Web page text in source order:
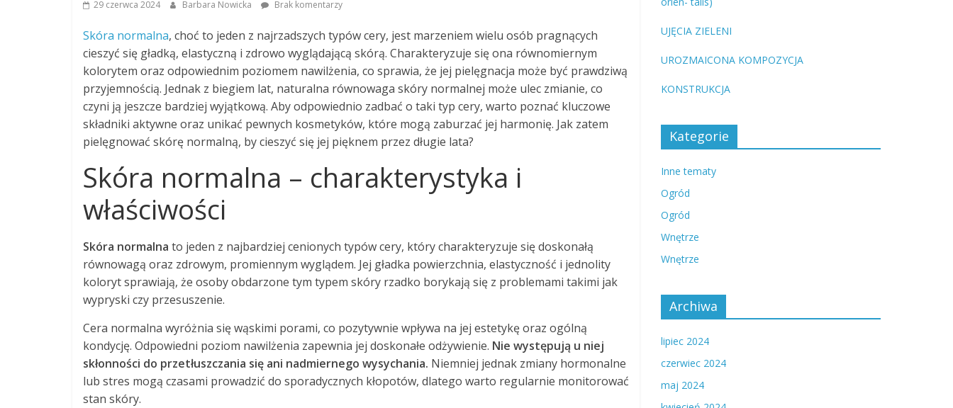
29 czerwca 2024 Barbara Nowicka Brak komentarzy
Skóra normalna, choć to jeden z najrzadszych typów cery, jest marzeniem wielu osób pragnących
cieszyć się gładką, elastyczną i zdrowo wyglądającą skórą. Charakteryzuje się ona równomiernym
kolorytem oraz odpowiednim poziomem nawilżenia, co sprawia, że jej pielęgnacja może być prawdziwą
przyjemnością. Jednak z biegiem lat, naturalna równowaga skóry normalnej może ulec zmianie, co
czyni ją jeszcze bardziej wyjątkową. Aby odpowiednio zadbać o taki typ cery, warto poznać kluczowe
składniki aktywne oraz unikać pewnych kosmetyków, które mogą zaburzać jej harmonię. Jak zatem
pielęgnować skórę normalną, by cieszyć się jej pięknem przez długie lata?
Skóra normalna – charakterystyka i
właściwości
Skóra normalna to jeden z najbardziej cenionych typów cery, który charakteryzuje się doskonałą
równowagą oraz zdrowym, promiennym wyglądem. Jej gładka powierzchnia, elastyczność i jednolity
koloryt sprawiają, że osoby obdarzone tym typem skóry rzadko borykają się z problemami takimi jak
wypryski czy przesuszenie.
Cera normalna wyróżnia się wąskimi porami, co pozytywnie wpływa na jej estetykę oraz ogólną
kondycję. Odpowiedni poziom nawilżenia zapewnia jej doskonałe odżywienie. Nie występują u niej
skłonności do przetłuszczania się ani nadmiernego wysychania. Niemniej jednak zmiany hormonalne
lub stres mogą czasami prowadzić do sporadycznych kłopotów, dlatego warto regularnie monitorować
stan skóry.
UJĘCIA ZIELENI
UROZMAICONA KOMPOZYCJA
KONSTRUKCJA
Kategorie
Inne tematy
Ogród
Ogród
Wnętrze
Wnętrze
Archiwa
lipiec 2024
czerwiec 2024
maj 2024